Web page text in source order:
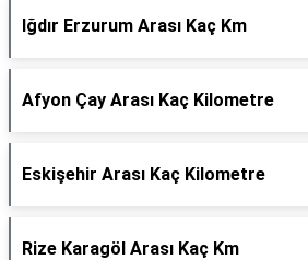
Iğdır Erzurum Arası Kaç Km
Afyon Çay Arası Kaç Kilometre
Eskişehir Arası Kaç Kilometre
Rize Karagöl Arası Kaç Km